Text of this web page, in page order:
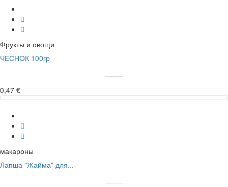
Фрукты и овощи
ЧЕСНОК 100гр
0,47 €
макароны
Лапша "Жайма" для...